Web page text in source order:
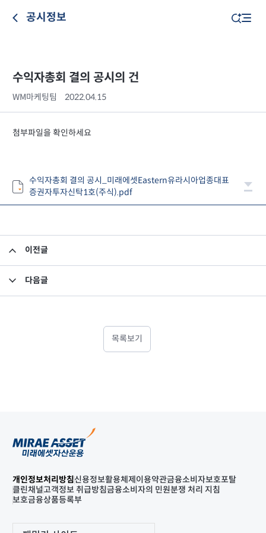
공시정보
수익자총회 결의 공시의 건
WM마케팅팀 2022.04.15
첨부파일을 확인하세요
수익자총회 결의 공시_미래에셋Eastern유라시아업종대표
증권자투자신탁1호(주식).pdf
이전글
다음글
목록보기
개인정보처리방침신용정보활용체제 이용약관금융소비자보호포탈
클린채널고객정보 취급방침금융소비자의 민원분쟁 처리 지침
보호금융상품등록부